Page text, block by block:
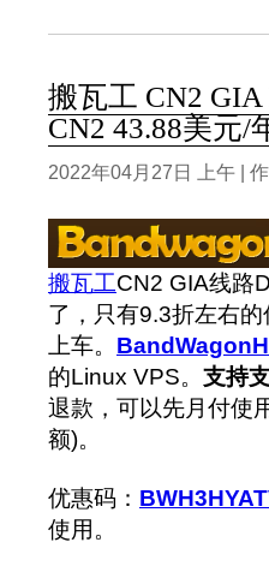
搬瓦工 CN2
CN2 43.88美元/
2022年04月27日 上午 |
搬瓦工CN2 GIA线路
了，只有9.3折左右
上车。
的Linux VPS。 支持
退款，可以先月付使
额)。
优惠码：
使用。